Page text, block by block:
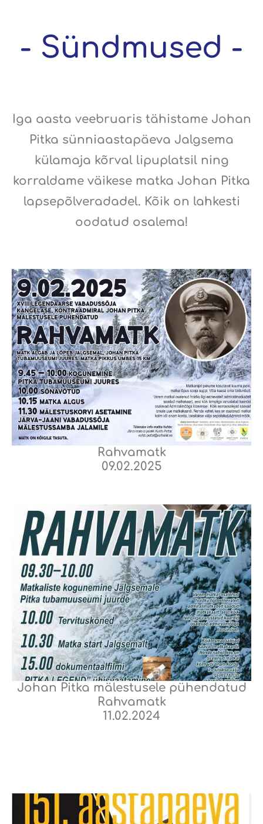
- Sündmused -
Iga aasta veebruaris tähistame Johan
Pitka sünniaastapäeva Jalgsema
külamaja kõrval lipuplatsil ning
korraldame väikese matka Johan Pitka
lapsepõlveradadel. Kõik on lahkesti
oodatud osalema!
Rahvamatk
09.02.2025
Johan Pitka mälestusele pühendatud
Rahvamatk
11.02.2024